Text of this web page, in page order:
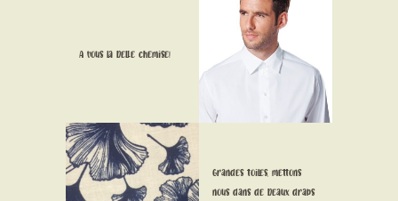
NOUS SOUTENONS
A vous la belle chemise!
Grandes toiles, mettons
nous dans de beaux draps